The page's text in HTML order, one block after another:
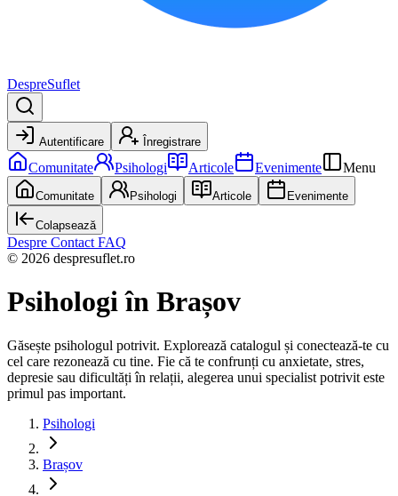
DespreSuflet
Autentificare Înregistrare
Comunitate Psihologi Articole Evenimente Menu
Comunitate Psihologi Articole Evenimente
Colapsează
Despre Contact FAQ
© 2026 despresuflet.ro
Psihologiîn Brașov
Găsește psihologul potrivit. Explorează catalogul și conectează-te cu
cel care rezonează cu tine. Fie că te confrunți cu anxietate, stres,
depresie sau dificultăți în relații, alegerea unui specialist potrivit este
primul pas important.
Psihologi
Brașov